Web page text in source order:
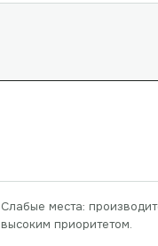
Слабые места:
высоким приоритетом.